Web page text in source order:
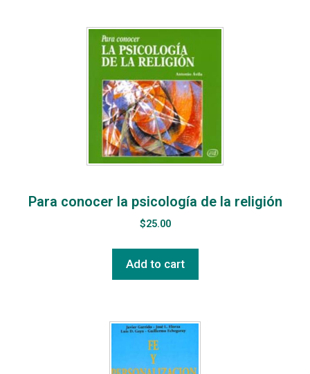
Para conocer la psicología de la religión
$25.00
Add to cart